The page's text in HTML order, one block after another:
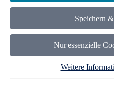
Speichern
Nur essenzielle
Weitere